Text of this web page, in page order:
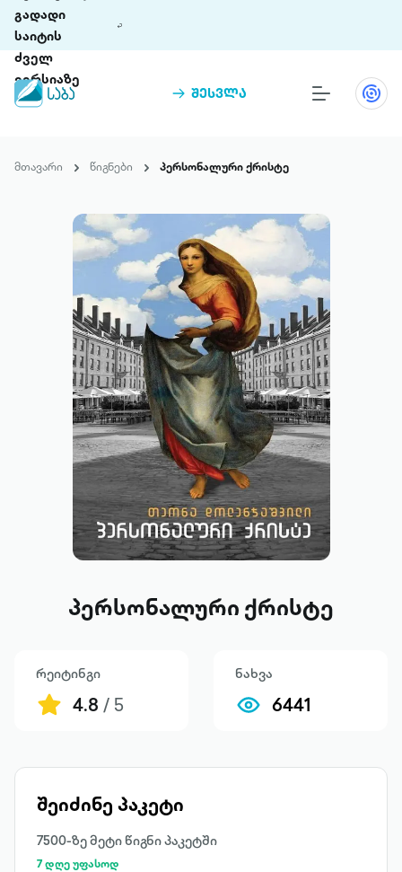
გადადი
საიტის
ძველ
ვერსიაზე
შესვლა
თინეთი 9 ციფრულ პლატფორმასა და 5
ჩვენ შესახებ
პაკეტები
მთავარი წიგნები პერსონალური ქრისტე
პერსონალური ქრისტე
რეიტინგი
4.8 / 5
ნახვა
6441
შეიძინე პაკეტი
7500-ზე მეტი წიგნი პაკეტში
7 დღე უფასოდ